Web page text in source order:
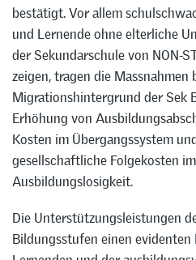
bestätigt. Vor allem
und Lernende ohne elterliche
der Sekundarschule von NON-
zeigen, tragen die
Migrationshintergrund der Sek
Erhöhung von
Kosten im Übergangssystem
gesellschaftliche Folgekosten
Ausbildungslosigkeit.
Die Unterstützungsleistungen
Bildungsstufen einen evidenten